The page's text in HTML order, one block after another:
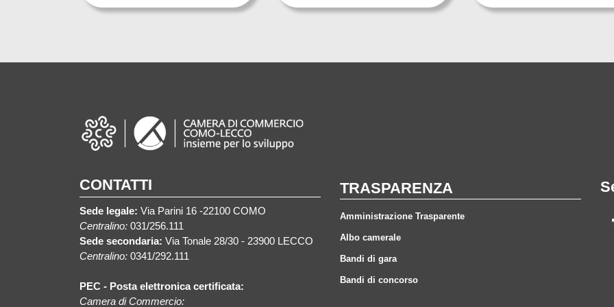
CONTATTI
Sede legale: Via Parini 16 -22100 COMO
Centralino: 031/256.111
Sede secondaria: Via Tonale 28/30 - 23900 LECCO
Centralino: 0341/292.111
PEC - Posta elettronica certificata:
Camera di Commercio:
TRASPARENZA
Amministrazione Trasparente
Albo camerale
Bandi di gara
Bandi di concorso